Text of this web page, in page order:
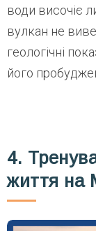
води височіє
вулкан не
геологічні
його
4.
життя на